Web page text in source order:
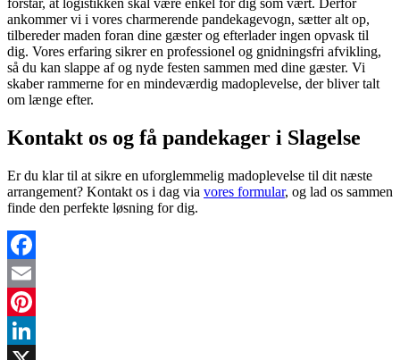
forstår, at logistikken skal være enkel for dig som vært. Derfor
ankommer vi i vores charmerende pandekagevogn, sætter alt op,
tilbereder maden foran dine gæster og efterlader ingen opvask til
dig. Vores erfaring sikrer en professionel og gnidningsfri afvikling,
så du kan slappe af og nyde festen sammen med dine gæster. Vi
skaber rammerne for en mindeværdig madoplevelse, der bliver talt
om længe efter.
Kontakt os og få pandekager i Slagelse
Er du klar til at sikre en uforglemmelig madoplevelse til dit næste
arrangement? Kontakt os i dag via vores formular, og lad os sammen
finde den perfekte løsning for dig.
Facebook
Email
Pinterest